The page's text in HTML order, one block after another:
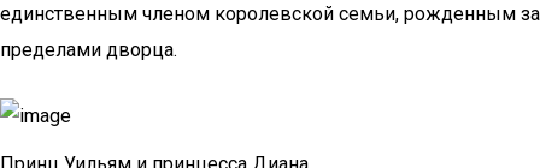
единственным членом королевской семьи, рожденным за
пределами дворца.